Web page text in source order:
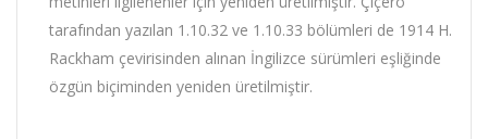
tarafından yazılan 1.10.32 ve 1.10.33 bölümleri de 1914 H.
Rackham çevirisinden alınan İngilizce sürümleri eşliğinde
özgün biçiminden yeniden üretilmiştir.